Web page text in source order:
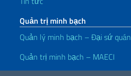
Quản trị minh bạch
Quản lý minh bạch – Đại sứ quán
Quản trị minh bạch – MAECI